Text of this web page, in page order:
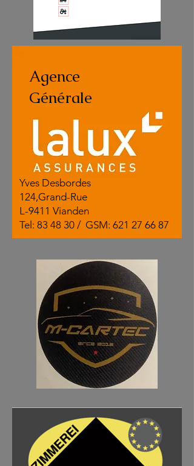
Agence
Générale
Yves Desbordes
124,Grand-Rue
L-9411 Vianden
Tel: 83 48 30 / GSM: 621 27 66 87